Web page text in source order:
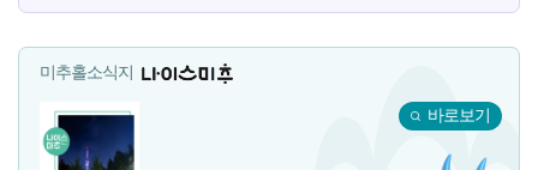
미추홀소식지
바로보기